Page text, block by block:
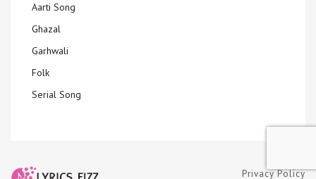
Aarti Song
Ghazal
Garhwali
Folk
Serial Song
Privacy Policy